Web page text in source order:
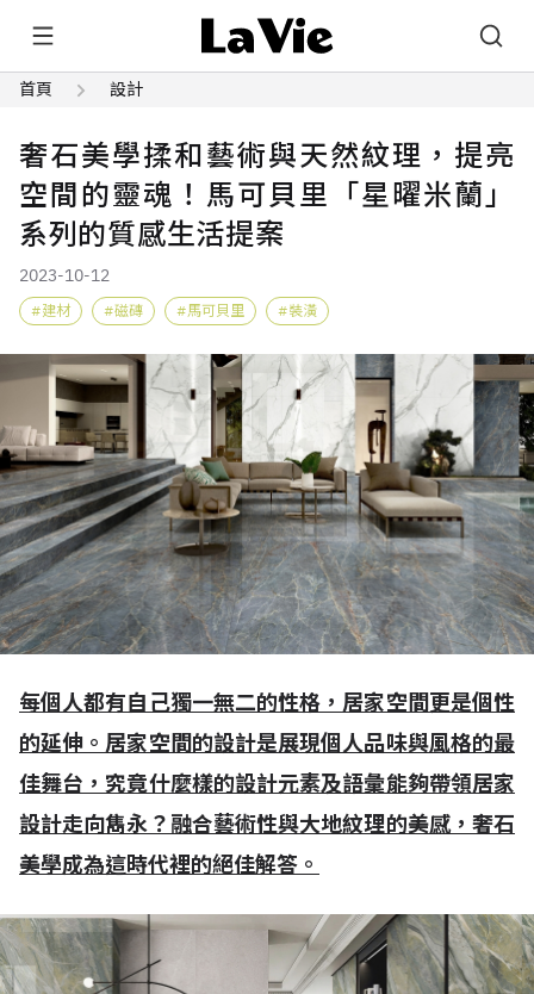
首頁 設計
奢石美學揉和藝術與天然紋理，提亮
空間的靈魂！馬可貝里「星曜米蘭」
系列的質感生活提案
2023-10-12
建材 磁磚 馬可貝里 裝潢
每個人都有自己獨一無二的性格，居家空間更是個性
的延伸。居家空間的設計是展現個人品味與風格的最
佳舞台，究竟什麼樣的設計元素及語彙能夠帶領居家
設計走向雋永？融合藝術性與大地紋理的美感，奢石
美學成為這時代裡的絕佳解答。